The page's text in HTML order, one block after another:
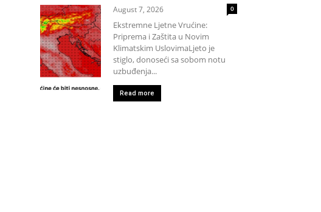
August 7, 2026 0
Ekstremne Ljetne Vrućine:
Priprema i Zaštita u Novim
Klimatskim UslovimaLjeto je
stiglo, donoseći sa sobom notu
uzbuđenja...
Read more